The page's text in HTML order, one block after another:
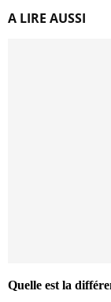
A LIRE AUSSI
Quelle est la